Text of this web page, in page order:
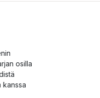
osilla
kanssa